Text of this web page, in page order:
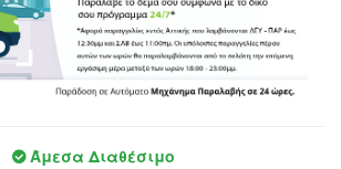
Άμεσα Διαθέσιμο